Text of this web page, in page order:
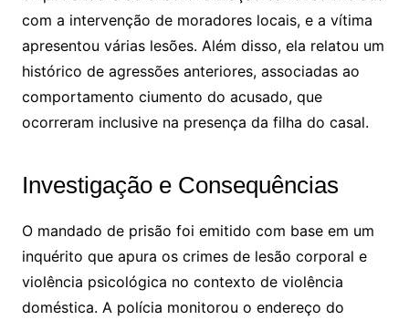
com a intervenção de moradores locais, e a vítima
apresentou várias lesões. Além disso, ela relatou um
histórico de agressões anteriores, associadas ao
comportamento ciumento do acusado, que
ocorreram inclusive na presença da filha do casal.
Investigação e Consequências
O mandado de prisão foi emitido com base em um
inquérito que apura os crimes de lesão corporal e
violência psicológica no contexto de violência
doméstica. A polícia monitorou o endereço do